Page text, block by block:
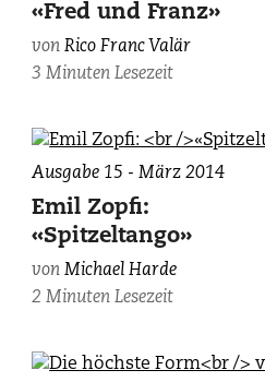
«Fred und Franz»
vonRico Franc Valär
3 Minuten Lesezeit
Ausgabe 15 - März 2014
Emil Zopfi:
«Spitzeltango»
vonMichael Harde
2 Minuten Lesezeit